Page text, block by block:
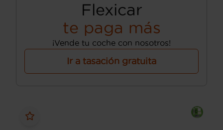
Flexicar
te paga más
¡Vende tu coche con nosotros!
Ir a tasación gratuita